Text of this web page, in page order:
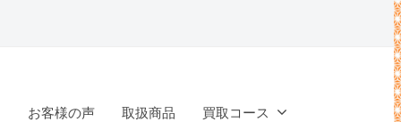
買取コース
取扱商品
お客様の声